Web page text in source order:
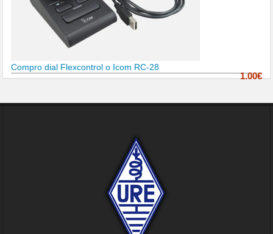
Compro dial Flexcontrol o Icom RC-28
1.00€